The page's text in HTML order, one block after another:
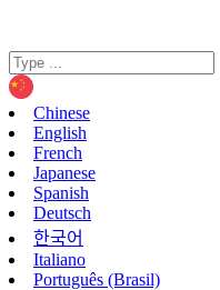
Chinese
English
French
Japanese
Spanish
Deutsch
한국어
Italiano
Português (Brasil)